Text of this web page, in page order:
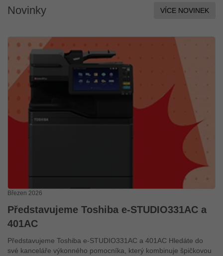
Novinky VÍCE NOVINEK
Březen 2026
Představujeme Toshiba e-STUDIO331AC a
401AC
Představujeme Toshiba e-STUDIO331AC a 401AC Hledáte do
své kanceláře výkonného pomocníka, který kombinuje špičkovou